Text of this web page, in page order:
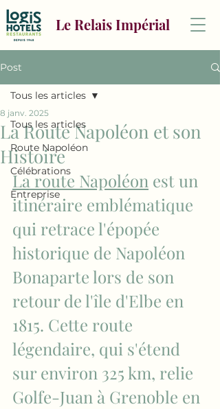
Le Relais Impérial
Post
Tous les articles
Route Napoléon
Célébrations
Entreprise
Tous les articles
La Route Napoléon et son
Histoire
8 janv. 2025
La route Napoléon est un
itinéraire emblématique
qui retrace l'épopée
historique de Napoléon
Bonaparte lors de son
retour de l'île d'Elbe en
1815. Cette route
légendaire, qui s'étend
sur environ 325 km, relie
Golfe-Juan à Grenoble en